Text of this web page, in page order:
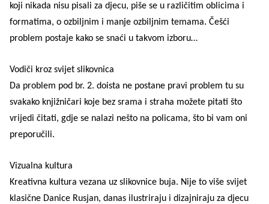
koji nikada nisu pisali za djecu, piše se u različitim oblicima i
formatima, o ozbiljnim i manje ozbiljnim temama. Češći
problem postaje kako se snaći u takvom izboru…
Vodiči kroz svijet slikovnica
Da problem pod br. 2. doista ne postane pravi problem tu su
svakako knjižničari koje bez srama i straha možete pitati što
vrijedi čitati, gdje se nalazi nešto na policama, što bi vam oni
preporučili.
Vizualna kultura
Kreativna kultura vezana uz slikovnice buja. Nije to više svijet
klasične Danice Rusjan, danas ilustriraju i dizajniraju za djecu